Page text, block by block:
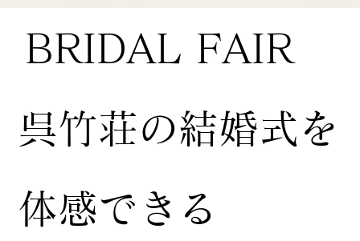
BRIDAL FAIR
​呉竹荘の結婚式を
体感できる